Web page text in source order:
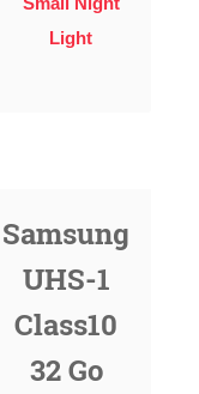
Light
Samsung
UHS-1
Class10
32 Go